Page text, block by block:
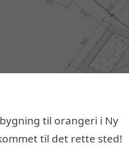
til orangeri i Ny
til det rette sted!